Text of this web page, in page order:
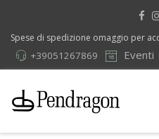
Spese di spedizione omaggio per
Eventi
+39051267869